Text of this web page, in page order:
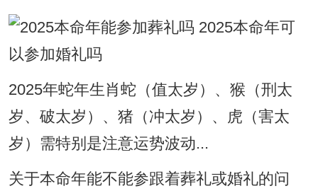
2025年蛇年生肖蛇（值太岁）、猴（刑太
岁、破太岁）、猪（冲太岁）、虎（害太
岁）需特别是注意运势波动...
关于本命年能不能参跟着葬礼或婚礼的问